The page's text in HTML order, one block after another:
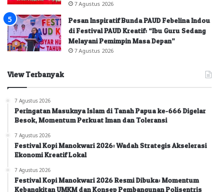
7 Agustus 2026
Pesan Inspiratif Bunda PAUD Febelina Indou
di Festival PAUD Kreatif: “Ibu Guru Sedang
Melayani Pemimpin Masa Depan”
7 Agustus 2026
View Terbanyak
7 Agustus 2026
Peringatan Masuknya Islam di Tanah Papua ke-666 Digelar
Besok, Momentum Perkuat Iman dan Toleransi
7 Agustus 2026
Festival Kopi Manokwari 2026: Wadah Strategis Akselerasi
Ekonomi Kreatif Lokal
7 Agustus 2026
Festival Kopi Manokwari 2026 Resmi Dibuka: Momentum
Kebangkitan UMKM dan Konsep Pembangunan Polisentris